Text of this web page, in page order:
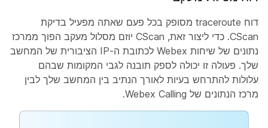
דוח traceroute מסופק בכל פעם שאתה מפעיל בדיקת
CScan. כדי ליצור זאת, CScan יוזם מסלול מעקב הפוך ממרכז
נתונים של שיחות Webex לכתובת ה-IP הציבורית של המחשב
שלך. פעולה זו יכולה לספק תובנה לגבי המקומות שבהם
עלולות להתרחש בעיות לאורך הנתיב בין המחשב שלך לבין
מרכז הנתונים של Webex Calling.